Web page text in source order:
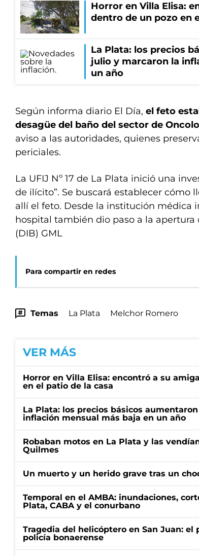
Horror en Villa Elisa:
dentro de un pozo en
La Plata: los precios
julio y marcaron la
un año
Según informa diario El Día, el feto
desagüe del baño del sector de
aviso a las autoridades, quienes
periciales.
La UFIJ Nº 17 de La Plata inició una
de ilícito”. Se buscará establecer cómo
allí el feto. Desde la institución médica
hospital también dio paso a la
(DIB) GML
Para compartir en redes
Temas La Plata Melchor Romero
VER MÁS
Horror en Villa Elisa: encontró a su
en el patio de la casa
La Plata: los precios básicos
inflación mensual más baja en un año
Robaban motos en La Plata y las
Quilmes
Un muerto y un herido grave tras un
Temporal en el AMBA: inundaciones,
Plata, CABA y el conurbano
Tragedia del helicóptero en San Juan:
policía bonaerense